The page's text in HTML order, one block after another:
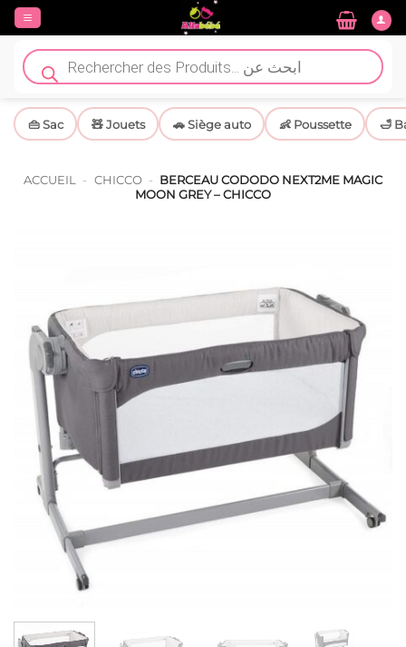
Passer
contenu
Recherche
de
produits
👜 Sac 🧸 Jouets 🚗 Siège auto 👶 Poussette 🛁
ACCUEIL - CHICCO - BERCEAU CODODO NEXT2ME MAGIC
MOON GREY – CHICCO